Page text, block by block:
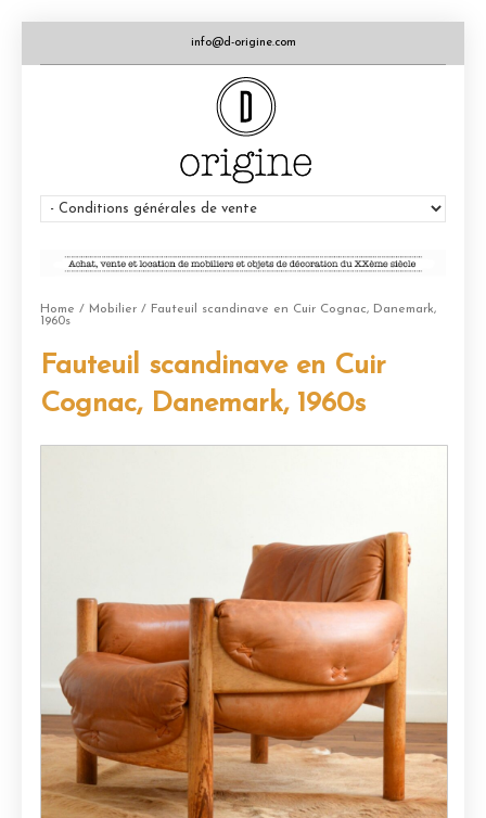
info@d-origine.com
Home / Mobilier / Fauteuil scandinave en Cuir Cognac, Danemark,
1960s
Fauteuil scandinave en Cuir
Cognac, Danemark, 1960s